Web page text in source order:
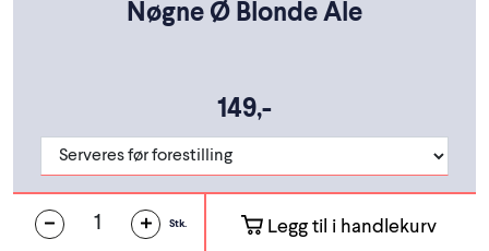
Nøgne Ø Blonde Ale
149,-
Stk. Legg til i handlekurv